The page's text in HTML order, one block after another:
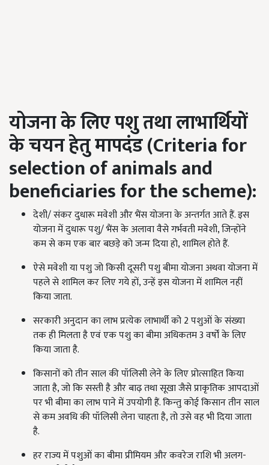
योजना के लिए पशु तथा लाभार्थियों
के चयन हेतु मापदंड (Criteria for
selection of animals and
beneficiaries for the scheme):
देशी/ संकर दुधारू मवेशी और भैंस योजना के अन्तर्गत आते हैं. इस
योजना में दुधारू पशु/ भैंस के अलावा वैसे गर्भवती मवेशी, जिन्होंने
कम से कम एक बार बछड़े को जन्म दिया हो, शामिल होते हैं.
ऐसे मवेशी या पशु जो किसी दूसरी पशु बीमा योजना अथवा योजना में
पहले से शामिल कर लिए गये हों, उन्हें इस योजना में शामिल नहीं
किया जाता.
सरकारी अनुदान का लाभ प्रत्येक लाभार्थी को 2 पशुओं के संख्या
तक ही मिलता है एवं एक पशु का बीमा अधिकतम 3 वर्षों के लिए
किया जाता है.
किसानों को तीन साल की पॉलिसी लेने के लिए प्रोत्साहित किया
जाता है, जो कि सस्ती है और बाढ़ तथा सूखा जैसे प्राकृतिक आपदाओं
पर भी बीमा का लाभ पाने में उपयोगी हैं. किन्तु कोई किसान तीन साल
से कम अवधि की पॉलिसी लेना चाहता है, तो उसे वह भी दिया जाता
है.
हर राज्य में पशुओं का बीमा प्रीमियम और कवरेज राशि भी अलग-